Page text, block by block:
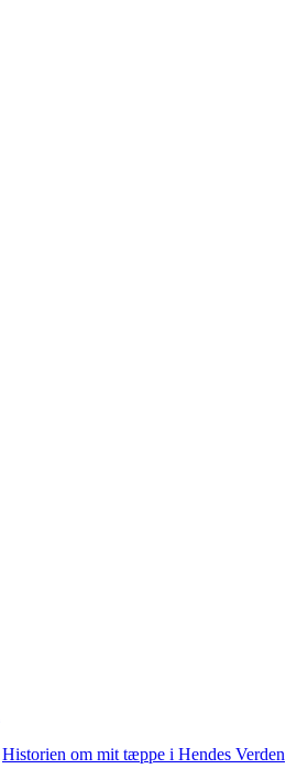
Historien om mit tæppe i Hendes Verden